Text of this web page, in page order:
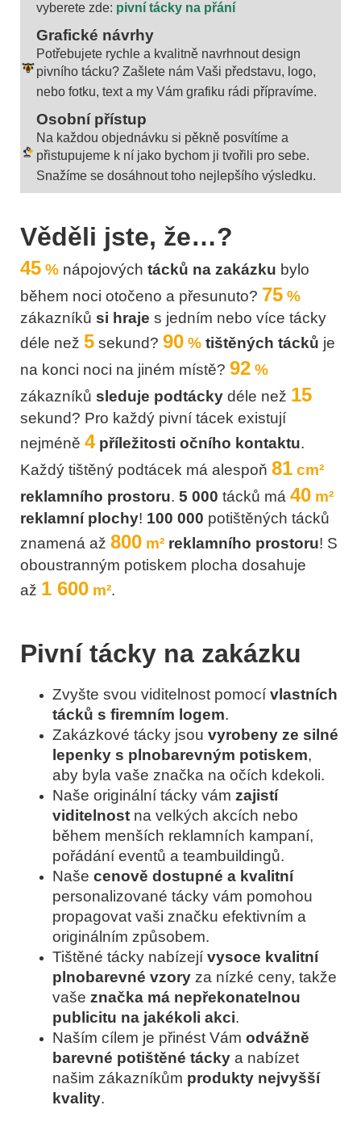
vyberete zde: pivní tácky na přání
Grafické návrhy
Potřebujete rychle a kvalitně navrhnout design
pivního tácku? Zašlete nám Vaši představu, logo,
nebo fotku, text a my Vám grafiku rádi přípravíme.
Osobní přístup
Na každou objednávku si pěkně posvítíme a
přistupujeme k ní jako bychom ji tvořili pro sebe.
Snažíme se dosáhnout toho nejlepšího výsledku.
Věděli jste, že…?
45 % nápojových tácků na zakázku bylo
během noci otočeno a přesunuto? 75 %
zákazníků si hraje s jedním nebo více tácky
déle než 5 sekund? 90 % tištěných tácků je
na konci noci na jiném místě? 92 %
zákazníků sleduje podtácky déle než 15
sekund? Pro každý pivní tácek existují
nejméně 4 příležitosti očního kontaktu.
Každý tištěný podtácek má alespoň 81 cm²
reklamního prostoru. 5 000 tácků má 40 m²
reklamní plochy! 100 000 potištěných tácků
znamená až 800 m² reklamního prostoru! S
oboustranným potiskem plocha dosahuje
až 1 600 m².
Pivní tácky na zakázku
Zvyšte svou viditelnost pomocí vlastních
tácků s firemním logem.
Zakázkové tácky jsou vyrobeny ze silné
lepenky s plnobarevným potiskem,
aby byla vaše značka na očích kdekoli.
Naše originální tácky vám zajistí
viditelnost na velkých akcích nebo
během menších reklamních kampaní,
pořádání eventů a teambuildingů.
Naše cenově dostupné a kvalitní
personalizované tácky vám pomohou
propagovat vaši značku efektivním a
originálním způsobem.
Tištěné tácky nabízejí vysoce kvalitní
plnobarevné vzory za nízké ceny, takže
vaše značka má nepřekonatelnou
publicitu na jakékoli akci.
Naším cílem je přinést Vám odvážně
barevné potištěné tácky a nabízet
našim zákazníkům produkty nejvyšší
kvality.